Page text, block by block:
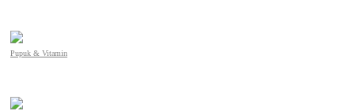
Pupuk & Vitamin